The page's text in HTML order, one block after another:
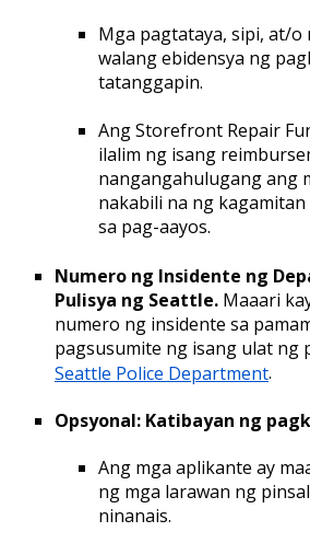
Mga pagtataya, sipi, at/o
walang ebidensya ng
tatanggapin.
Ang Storefront Repair
ilalim ng isang
nangangahulugang ang
nakabili na ng
sa pag-aayos.
Numero ng Insidente ng
Pulisya ng Seattle. Maaari
numero ng insidente sa
pagsusumite ng isang ulat ng
Seattle Police Department.
Opsyonal: Katibayan ng
Ang mga aplikante ay
ng mga larawan ng
ninanais.